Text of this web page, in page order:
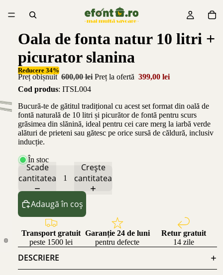
Oala de fonta natur 10 litri +
picurator slanina
Reducere 34%
Preț obișnuit 600,00 lei Preț la ofertă 399,00 lei
Cod produs: ITSL004
Bucură-te de gătitul tradițional cu acest set format din oală de
fontă naturală de 10 litri și picurător de fontă pentru scurs
grăsimea din slănină, ideal pentru cei care merg la iarbă verde
alături de prieteni sau gătesc pe orice sursă de căldură, inclusiv
inducție.
În stoc
Scade
cantitatea
Crește
cantitatea
Adaugă în coș
Transport gratuit
peste 1500 lei
Garanție 24 de luni
pentru defecte
Retur gratuit
14 zile
DESCRIERE